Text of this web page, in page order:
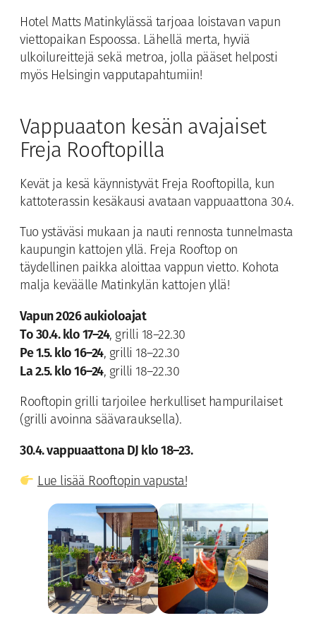
Hotel Matts Matinkylässä tarjoaa loistavan vapun
viettopaikan Espoossa. Lähellä merta, hyviä
ulkoilureittejä sekä metroa, jolla pääset helposti
myös Helsingin vapputapahtumiin!
Vappuaaton kesän avajaiset
Freja Rooftopilla
Kevät ja kesä käynnistyvät Freja Rooftopilla, kun
kattoterassin kesäkausi avataan vappuaattona 30.4.
Tuo ystäväsi mukaan ja nauti rennosta tunnelmasta
kaupungin kattojen yllä. Freja Rooftop on
täydellinen paikka aloittaa vappun vietto. Kohota
malja keväälle Matinkylän kattojen yllä!
Vapun 2026 aukioloajat
To 30.4. klo 17–24, grilli 18–22.30
Pe 1.5. klo 16–24, grilli 18–22.30
La 2.5. klo 16–24, grilli 18–22.30
Rooftopin grilli tarjoilee herkulliset hampurilaiset
(grilli avoinna säävarauksella).
30.4. vappuaattona DJ klo 18–23.
Lue lisää Rooftopin vapusta!